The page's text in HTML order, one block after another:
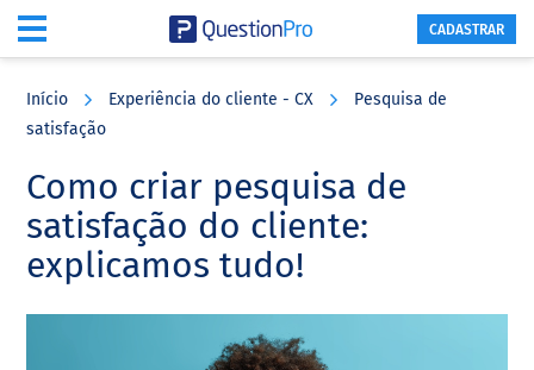
main
primary
footer
CADASTRAR
Início Experiência do cliente - CX
Pesquisa de
satisfação
Como criar pesquisa de
satisfação do cliente:
explicamos tudo!